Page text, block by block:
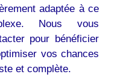
adaptée à ce
Nous vous
pour bénéficier
vos chances
et complète.